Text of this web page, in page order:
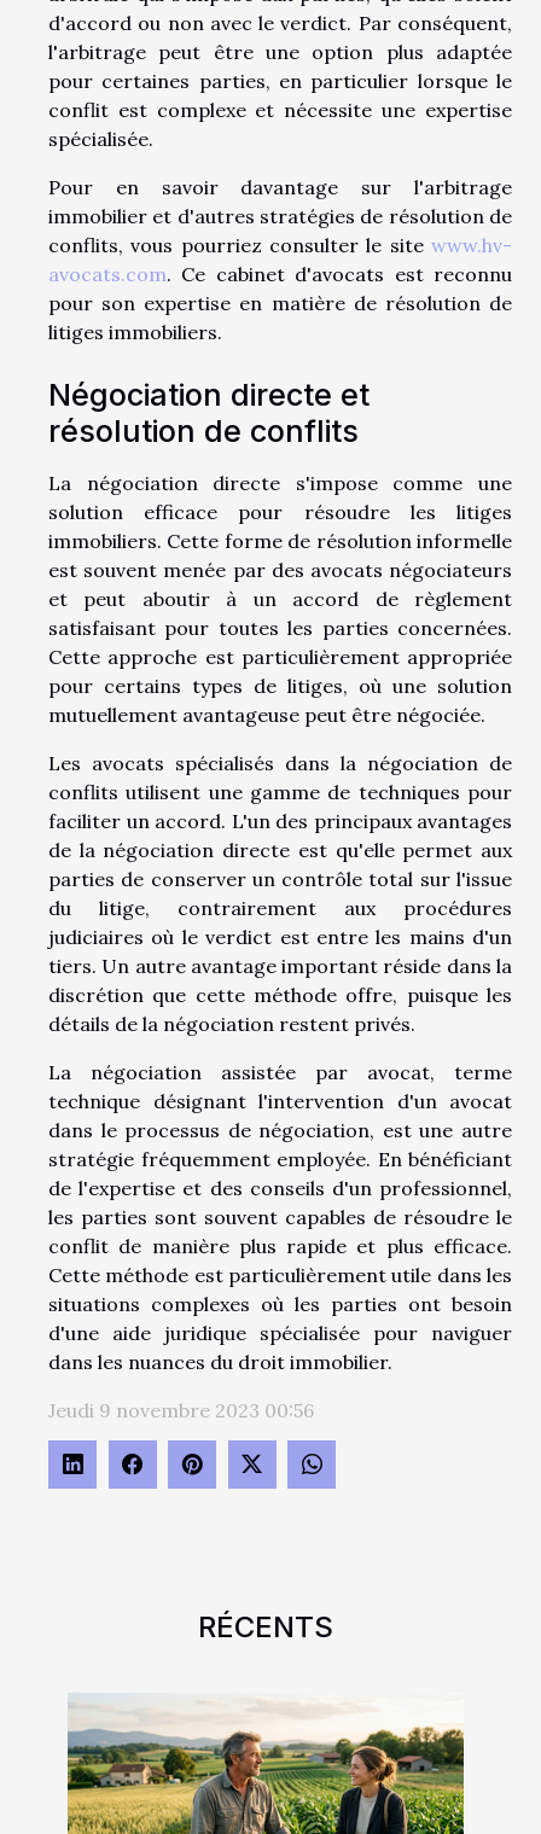
RÉCENTS
d'accord ou non avec le verdict. Par conséquent,
l'arbitrage peut être une option plus adaptée
pour certaines parties, en particulier lorsque le
conflit est complexe et nécessite une expertise
spécialisée.
Pour en savoir davantage sur l'arbitrage
immobilier et d'autres stratégies de résolution de
conflits, vous pourriez consulter le site www.hv-
avocats.com. Ce cabinet d'avocats est reconnu
pour son expertise en matière de résolution de
litiges immobiliers.
Négociation directe et
résolution de conflits
La négociation directe s'impose comme une
solution efficace pour résoudre les litiges
immobiliers. Cette forme de résolution informelle
est souvent menée par des avocats négociateurs
et peut aboutir à un accord de règlement
satisfaisant pour toutes les parties concernées.
Cette approche est particulièrement appropriée
pour certains types de litiges, où une solution
mutuellement avantageuse peut être négociée.
Les avocats spécialisés dans la négociation de
conflits utilisent une gamme de techniques pour
faciliter un accord. L'un des principaux avantages
de la négociation directe est qu'elle permet aux
parties de conserver un contrôle total sur l'issue
du litige, contrairement aux procédures
judiciaires où le verdict est entre les mains d'un
tiers. Un autre avantage important réside dans la
discrétion que cette méthode offre, puisque les
détails de la négociation restent privés.
La négociation assistée par avocat, terme
technique désignant l'intervention d'un avocat
dans le processus de négociation, est une autre
stratégie fréquemment employée. En bénéficiant
de l'expertise et des conseils d'un professionnel,
les parties sont souvent capables de résoudre le
conflit de manière plus rapide et plus efficace.
Cette méthode est particulièrement utile dans les
situations complexes où les parties ont besoin
d'une aide juridique spécialisée pour naviguer
dans les nuances du droit immobilier.
Jeudi 9 novembre 2023 00:56